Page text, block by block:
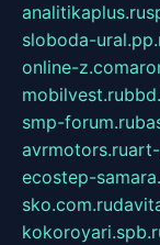
analitikaplus.ru
sloboda-
online-z.com
mobilvest.ru
smp-forum.ru
avrmotors.ru
ecostep-
sko.com.ru